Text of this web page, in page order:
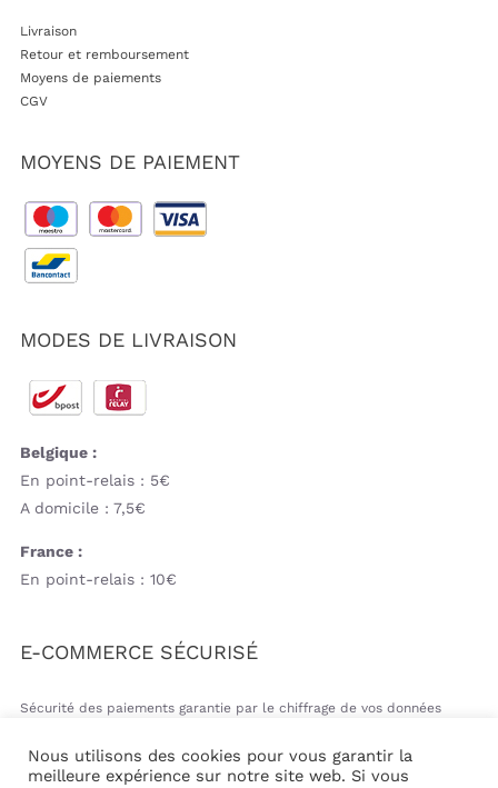
Livraison
Retour et remboursement
Moyens de paiements
CGV
MOYENS DE PAIEMENT
MODES DE LIVRAISON
Belgique :
En point-relais : 5€
A domicile : 7,5€
France :
En point-relais : 10€
E-COMMERCE SÉCURISÉ
Sécurité des paiements garantie par le chiffrage de vos données
Nous utilisons des cookies pour vous garantir la
meilleure expérience sur notre site web. Si vous